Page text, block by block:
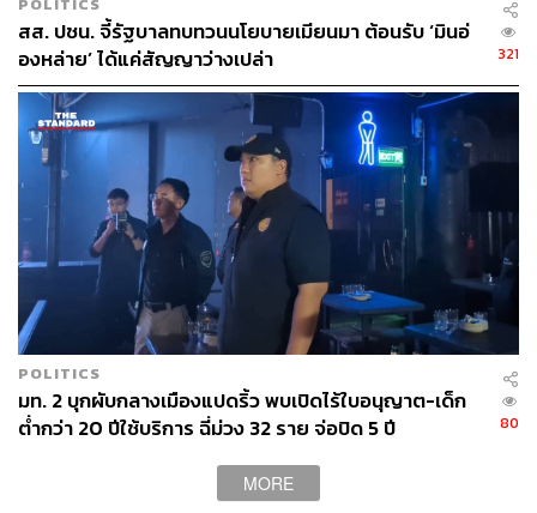
609
ABOUT THE AUTHOR
THE STANDARD TEAM
กองบรรณาธิการ THE STANDARD
POLITICS
สส. ปชน. จี้รัฐบาลทบทวนนโยบายเมียนมา ต้อนรับ ‘มินอ่
องหล่าย’ ได้แค่สัญญาว่างเปล่า
321
POLITICS
มท. 2 บุกผับกลางเมืองแปดริ้ว พบเปิดไร้ใบอนุญาต-เด็ก
ต่ำกว่า 20 ปีใช้บริการ ฉี่ม่วง 32 ราย จ่อปิด 5 ปี
80
MORE